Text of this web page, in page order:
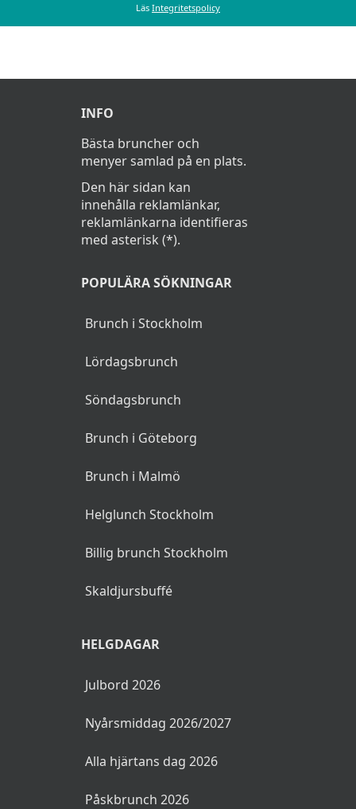
Läs Integritetspolicy
INFO
Bästa bruncher och
menyer samlad på en plats.
Den här sidan kan
innehålla reklamlänkar,
reklamlänkarna identifieras
med asterisk (*).
POPULÄRA SÖKNINGAR
Brunch i Stockholm
Lördagsbrunch
Söndagsbrunch
Brunch i Göteborg
Brunch i Malmö
Helglunch Stockholm
Billig brunch Stockholm
Skaldjursbuffé
HELGDAGAR
Julbord 2026
Nyårsmiddag 2026/2027
Alla hjärtans dag 2026
Påskbrunch 2026